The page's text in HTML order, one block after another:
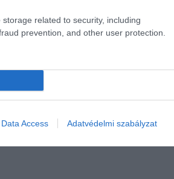
related to security, including
prevention, and other user protection.
Data Access Adatvédelmi szabályzat